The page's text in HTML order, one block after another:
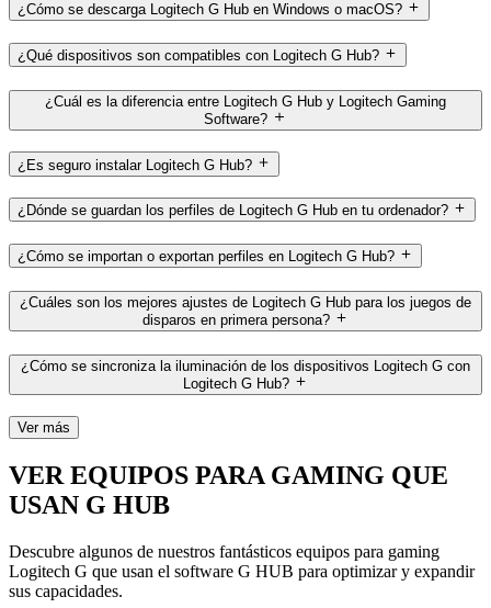
¿Cómo se descarga Logitech G Hub en Windows o macOS?
¿Qué dispositivos son compatibles con Logitech G Hub?
¿Cuál es la diferencia entre Logitech G Hub y Logitech Gaming
Software?
¿Es seguro instalar Logitech G Hub?
¿Dónde se guardan los perfiles de Logitech G Hub en tu ordenador?
¿Cómo se importan o exportan perfiles en Logitech G Hub?
¿Cuáles son los mejores ajustes de Logitech G Hub para los juegos de
disparos en primera persona?
¿Cómo se sincroniza la iluminación de los dispositivos Logitech G con
Logitech G Hub?
Ver más
VER EQUIPOS PARA GAMING QUE
USAN G HUB
Descubre algunos de nuestros fantásticos equipos para gaming
Logitech G que usan el software G HUB para optimizar y expandir
sus capacidades.